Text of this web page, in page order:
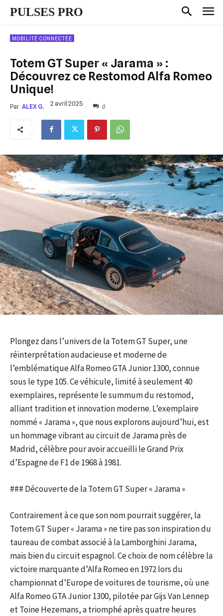
PULSES PRO
MOBILITÉ CONNECTÉE
Totem GT Super « Jarama » :
Découvrez ce Restomod Alfa Romeo
Unique!
Par ALEX G. 2 avril 2025 0
Plongez dans l’univers de la Totem GT Super, une
réinterprétation audacieuse et moderne de
l’emblématique Alfa Romeo GTA Junior 1300, connue
sous le type 105. Ce véhicule, limité à seulement 40
exemplaires, représente le summum du restomod,
alliant tradition et innovation moderne. L’exemplaire
nommé « Jarama », que nous explorons aujourd’hui, est
un hommage vibrant au circuit de Jarama près de
Madrid, célèbre pour avoir accueilli le Grand Prix
d’Espagne de F1 de 1968 à 1981.
### Découverte de la Totem GT Super « Jarama »
Contrairement à ce que son nom pourrait suggérer, la
Totem GT Super « Jarama » ne tire pas son inspiration du
taureau de combat associé à la Lamborghini Jarama,
mais bien du circuit espagnol. Ce choix de nom célèbre la
victoire marquante d’Alfa Romeo en 1972 lors du
championnat d’Europe de voitures de tourisme, où une
Alfa Romeo GTA Junior 1300, pilotée par Gijs Van Lennep
et Toine Hezemans, a triomphé après quatre heures